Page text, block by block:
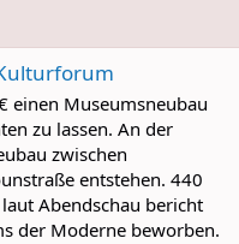
einen Museumsneubau
zu lassen. An der
zwischen
entstehen. 440
Abendschau bericht
der Moderne beworben.